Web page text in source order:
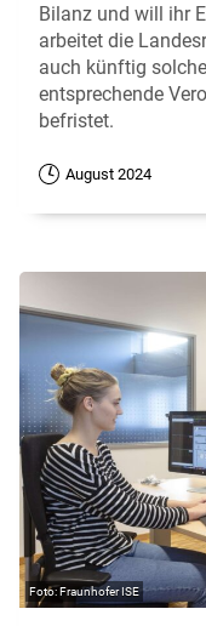
Bilanz und will ihr
arbeitet die
auch künftig
entsprechende
befristet.
August 2024
Fraunhofer ISE